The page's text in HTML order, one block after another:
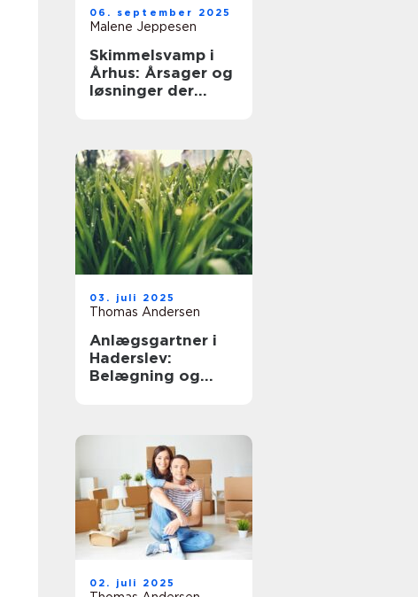
06. september 2025
Malene Jeppesen
Skimmelsvamp i
Århus: Årsager og
løsninger der
03. juli 2025
Thomas Andersen
Anlægsgartner i
Haderslev:
Belægning og
02. juli 2025